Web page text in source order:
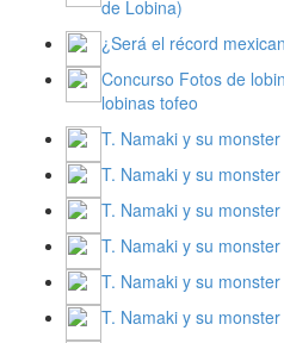
de Lobina)
¿Será el récord
Concurso Fotos de
lobinas tofeo
T. Namaki y su
T. Namaki y su
T. Namaki y su
T. Namaki y su
T. Namaki y su
T. Namaki y su